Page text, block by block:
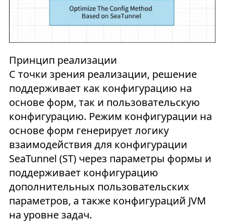
Принцип реализации
С точки зрения реализации, решение
поддерживает как конфигурацию на
основе форм, так и пользовательскую
конфигурацию. Режим конфигурации на
основе форм генерирует логику
взаимодействия для конфигурации
SeaTunnel (ST) через параметры формы и
поддерживает конфигурацию
дополнительных пользовательских
параметров, а также конфигураций JVM
на уровне задач.